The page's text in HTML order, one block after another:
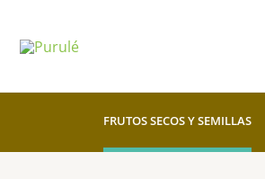
contenido
FRUTOS SECOS Y SEMILLAS